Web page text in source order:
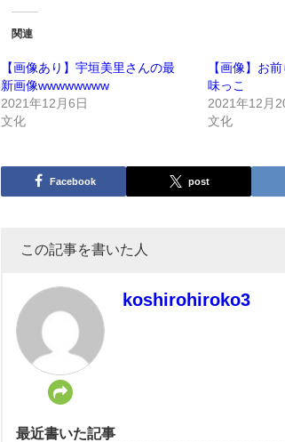
関連
【画像あり】宇垣美里さんの最
新画像wwwwwwww
2021年12月6日
文化
【画像】お
味っこ
2021年12月
文化
Facebook post
この記事を書いた人
koshirohiroko3
最近書いた記事